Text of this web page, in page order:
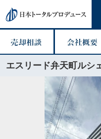
エスリード弁天町ルシ